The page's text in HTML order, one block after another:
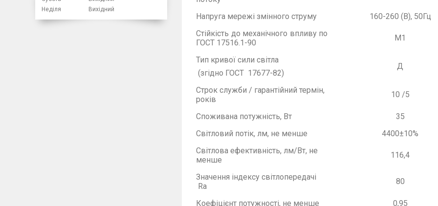
Напруга мережі змінного струму
160-260 (В), 50Гц
Стійкість до механічного впливу по
ГОСТ 17516.1-90
М1
Тип кривої сили світла
(згідно ГОСТ 17677-82)
Д
Строк служби / гарантійний термін,
років
10 /5
Споживана потужність, Вт
35
Світловий потік, лм, не менше
4400±10%
Світлова ефективність, лм/Вт, не
менше
116,4
Значення індексу світлопередачі
Ra
80
Коефіцієнт потужності, не менше
0,95
Неділя
Вихідний